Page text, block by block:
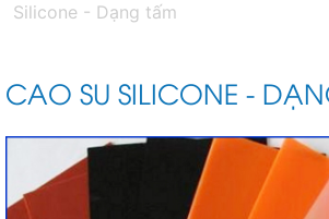
Silicone - Dạng tấm
CAO SU SILICONE -